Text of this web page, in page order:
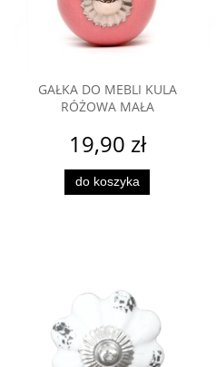
GAŁKA DO MEBLI KULA
RÓŻOWA MAŁA
19,90 zł
do koszyka